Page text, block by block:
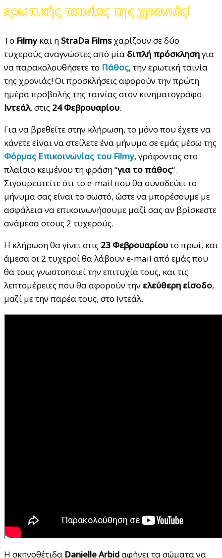
ερωτικής ταινίας της χρονιάς!
Το Filmyκαι η StraDa Filmsχαρίζουν σε δύο
τυχερούς αναγνώστες από μία διπλή πρόσκλησηγια
να παρακολουθήσετε το Πάθος, την ερωτική ταινία
της χρονιάς! Οι προσκλήσεις αφορούν την πρώτη
ημέρα προβολής της ταινίας στον κινηματογράφο
Ιντεάλ, στις 24 Φεβρουαρίου.
Για να βρεθείτε στην κλήρωση, το μόνο που έχετε να
κάνετε είναι να στείλετε ένα μήνυμα σε εμάς μέσω της
Φόρμας Επικοινωνίας του Filmy, γράφοντας στο
πλαίσιο κειμένου τη φράση “για το πάθος“.
Σιγουρευτείτε ότι το e-mail που θα συνοδεύει το
μήνυμα σας είναι το σωστό, ώστε να μπορέσουμε με
ασφάλεια να επικοινωνήσουμε μαζί σας αν βρίσκεστε
ανάμεσα στους 2 τυχερούς.
Η κλήρωση θα γίνει στις 23 Φεβρουαρίουτο πρωί, και
άμεσα οι 2 τυχεροί θα λάβουν e-mail από εμάς που
θα τους γνωστοποιεί την επιτυχία τους, και τις
λεπτομέρειες που θα αφορούν την ελεύθερη είσοδο,
μαζί με την παρέα τους, στο Ιντεάλ.
Η σκηνοθέτιδα Danielle Arbidαφήνει τα σώματα να